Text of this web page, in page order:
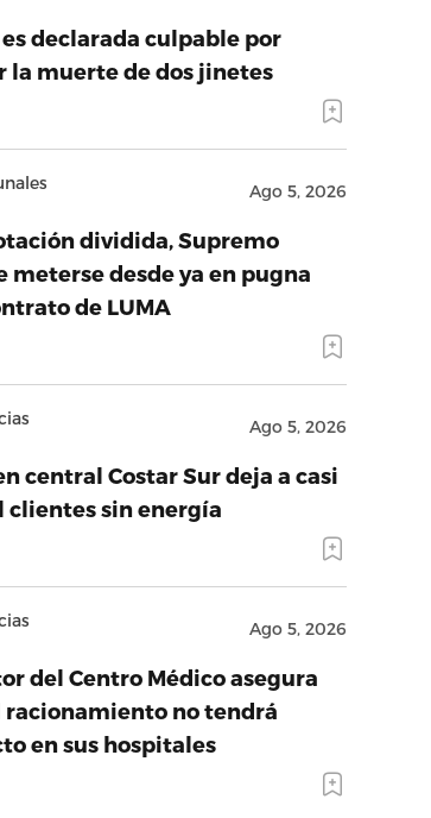
declarada culpable por
la muerte de dos jinetes
Ago 5, 2026
dividida, Supremo
meterse desde ya en pugna
de LUMA
Ago 5, 2026
central Costar Sur deja a casi
clientes sin energía
Ago 5, 2026
del Centro Médico asegura
racionamiento no tendrá
en sus hospitales